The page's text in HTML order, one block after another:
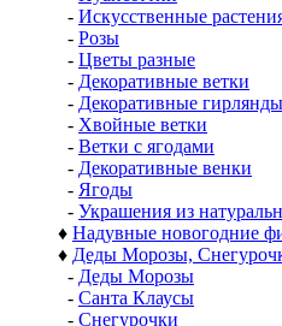
- Искусственные
- Розы
- Цветы разные
- Декоративные ветки
- Декоративные гирлянды
- Хвойные ветки
- Ветки с ягодами
- Декоративные венки
- Ягоды
- Украшения из
♦ Надувные новогодние
♦ Деды Морозы,
- Деды Морозы
- Санта Клаусы
- Снегурочки